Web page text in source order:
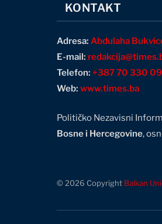
KONTAKT
Adresa: Abdulaha
E-mail:
Telefon: +387 70 330
Web: www.times.ba
Političko Nezavisni
Bosne i Hercegovine,
© 2026 Copyright Balkan